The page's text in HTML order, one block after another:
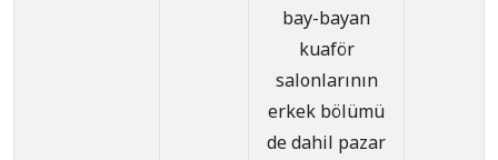
bay-bayan
kuaför
salonlarının
erkek bölümü
de dahil pazar